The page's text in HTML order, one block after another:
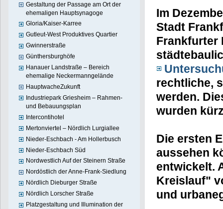
Gestaltung der Passage am Ort der
ehemaligen Hauptsynagoge
Gloria/Kaiser-Karree
Gutleut-West Produktives Quartier
Gwinnerstraße
Günthersburghöfe
Hanauer Landstraße – Bereich
ehemalige Neckermanngelände
HauptwacheZukunft
Industriepark Griesheim – Rahmen-
und Bebauungsplan
Intercontihotel
Mertonviertel – Nördlich Lurgiallee
Nieder-Eschbach - Am Hollerbusch
Nieder-Eschbach Süd
Nordwestlich Auf der Steinern Straße
Nordöstlich der Anne-Frank-Siedlung
Nördlich Dieburger Straße
Nördlich Lorscher Straße
Platzgestaltung und Illumination der
Im
Stadt
Frankfurter
rechtliche,
werden.
wurden
Die ersten
aussehen
entwickelt.
Kreislauf"
und